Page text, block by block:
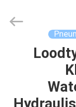
Export
Co.,Ltd..